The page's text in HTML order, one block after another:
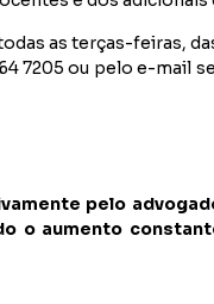
as terças-feiras,
7205 ou pelo e-mail
pelo
o aumento